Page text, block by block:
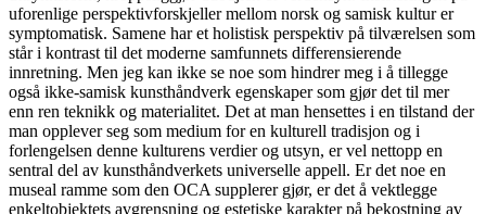
uforenlige perspektivforskjeller mellom norsk og samisk kultur er
symptomatisk. Samene har et holistisk perspektiv på tilværelsen som
står i kontrast til det moderne samfunnets differensierende
innretning. Men jeg kan ikke se noe som hindrer meg i å tillegge
også ikke-samisk kunsthåndverk egenskaper som gjør det til mer
enn ren teknikk og materialitet. Det at man hensettes i en tilstand der
man opplever seg som medium for en kulturell tradisjon og i
forlengelsen denne kulturens verdier og utsyn, er vel nettopp en
sentral del av kunsthåndverkets universelle appell. Er det noe en
museal ramme som den OCA supplerer gjør, er det å vektlegge
enkeltobjektets avgrensning og estetiske karakter på bekostning av